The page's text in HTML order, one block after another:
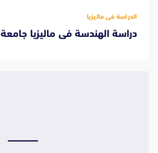
الدراسة فى ماليزيا
دراسة الهندسة فى ماليزيا جامعة APU